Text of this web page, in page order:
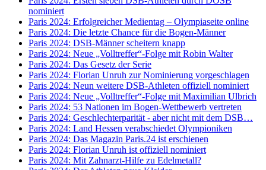
nominiert
Paris 2024: Erfolgreicher Medientag – Olympiaseite online
Paris 2024: Die letzte Chance für die Bogen-Männer
Paris 2024: DSB-Männer scheitern knapp
Paris 2024: Neue „Volltreffer“-Folge mit Robin Walter
Paris 2024: Das Gesetz der Serie
Paris 2024: Florian Unruh zur Nominierung vorgeschlagen
Paris 2024: Neun weitere DSB-Athleten offiziell nominiert
Paris 2024: Neue „Volltreffer“-Folge mit Maximilian Ulbrich
Paris 2024: 53 Nationen im Bogen-Wettbewerb vertreten
Paris 2024: Geschlechterparität - aber nicht mit dem DSB…
Paris 2024: Land Hessen verabschiedet Olympioniken
Paris 2024: Das Magazin Paris.24 ist erschienen
Paris 2024: Florian Unruh ist offiziell nominiert
Paris 2024: Mit Zahnarzt-Hilfe zu Edelmetall?